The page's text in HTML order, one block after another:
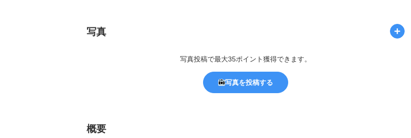
写真
写真投稿で最大35ポイント獲得できます。
写真を投稿する
概要